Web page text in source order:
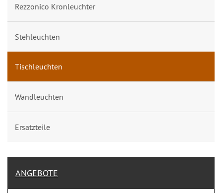
Rezzonico Kronleuchter
Stehleuchten
Tischleuchten
Wandleuchten
Ersatzteile
ANGEBOTE